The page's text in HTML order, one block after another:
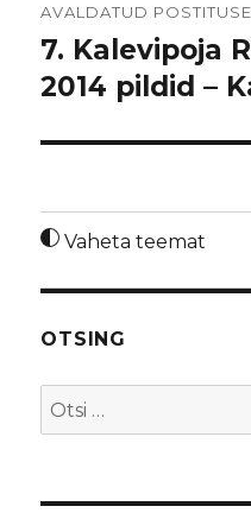
AVALDATUD
7. Kalevipoja
2014 pildid –
Vaheta teemat
OTSING
Otsi: